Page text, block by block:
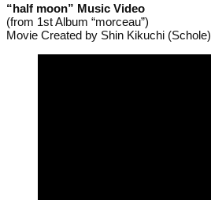
“half moon” Music Video
(from 1st Album “morceau”)
Movie Created by Shin Kikuchi (Schole)